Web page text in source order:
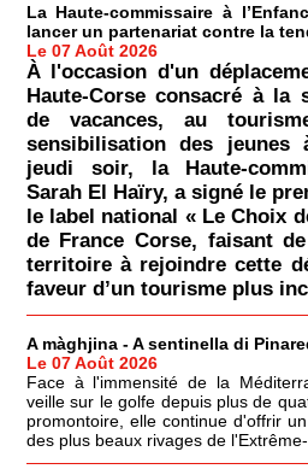
La Haute-commissaire à
lancer un partenariat contre la
Le 07 Août 2026
À l'occasion d'un
Haute-Corse consacré à la
de vacances, au
sensibilisation des
jeudi soir, la Haute-
Sarah El Haïry, a signé le
le label national « Le Choix
de France Corse, faisant
territoire à rejoindre cette
faveur d’un tourisme plus
A màghjina - A sentinella di
Le 07 Août 2026
Face à l'immensité de la
veille sur le golfe depuis plus de
promontoire, elle continue d'offrir
des plus beaux rivages de l'Extrême-